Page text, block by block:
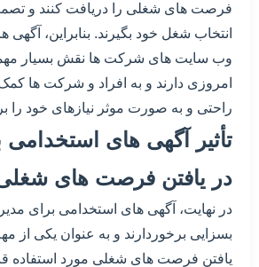
فرصت های شغلی را دریافت کنند و
انتخاب شغل خود بگیرند. بنابراین، آگهی
وب سایت های شرکت ها نقش بسیار مهمی
امروزی دارند و به افراد و شرکت ها
راحتی و به صورت موثر نیازهای خود را
تأثیر آگهی های استخدامی
در یافتن فرصت های
در نهایت، آگهی های استخدامی برای
بسزایی برخوردارند و به عنوان یکی از
یافتن فرصت های شغلی مورد استفاده